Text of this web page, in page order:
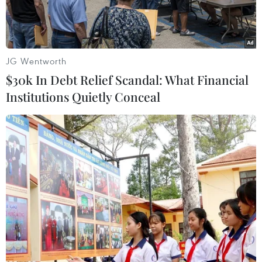
năm 2022.
Một cơ sở khai thác dầu tại thị trấn Ras Lanuf, miền bắc Libya.
(Ảnh: AFP/TTXVN)
Tổ chức Các nước xuất khẩu dầu mỏ (OPEC) đã
giữ nguyên dự báo tăng trưởng nhu cầu dầu mỏ
JG Wentworth
$30k In Debt Relief Scandal: What Financial
Institutions Quietly Conceal